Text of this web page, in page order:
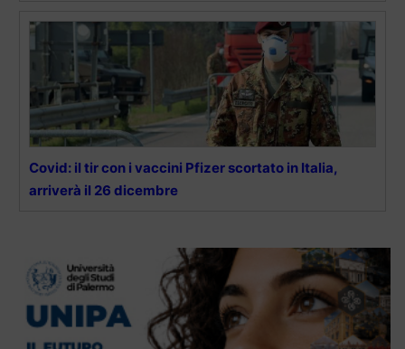
Covid: il tir con i vaccini Pfizer scortato in Italia,
arriverà il 26 dicembre